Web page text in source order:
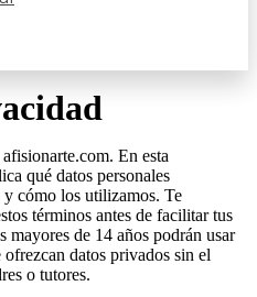
En esta
qué datos personales
y cómo los utilizamos. Te
términos antes de facilitar tus
mayores de 14 años podrán usar
datos privados sin el
o tutores.